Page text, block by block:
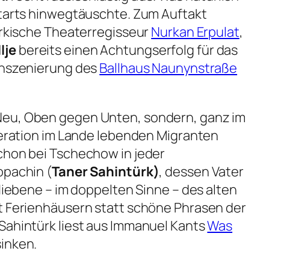
hinwegtäuschte. Zum Auftakt
Theaterregisseur Nurkan Erpulat,
bereits einen Achtungserfolg für das
desBallhaus Naunynstraße
Oben gegen Unten, sondern, ganz im
im Lande lebenden Migranten
bei Tschechow in jeder
(Taner Sahintürk), dessen Vater
– im doppelten Sinne – des alten
Ferienhäusern statt schöne Phrasen der
liest aus Immanuel KantsWas